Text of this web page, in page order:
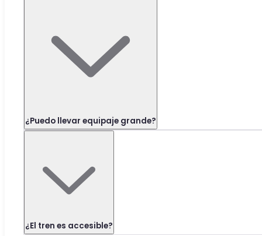
¿Puedo llevar equipaje grande?
¿El tren es accesible?